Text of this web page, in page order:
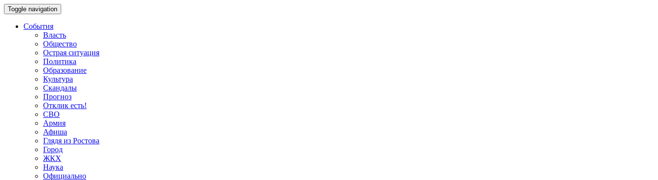
Toggle navigation
События
Власть
Общество
Острая ситуация
Политика
Образование
Культура
Скандалы
Прогноз
Отклик есть!
СВО
Армия
Афиша
Глядя из Ростова
Город
ЖКХ
Наука
Официально